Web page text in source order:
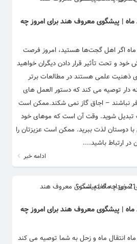
امروز 22 خرداد ماه | پیشگوی معروف هند برای امروز چه
ماه اگر اهل گجت‌ها هستید، امروز فرصت
و تحت تأثیر قرار دادن دیگران خواهید
ذهنیت علمی هستند در مطالعات برتر
دار توصیه می کند که دستور العمل های
فر نباشند – اجاق گاز نمی شکند.ممکن است
شوید. وقت آن است که موهای خود
دوستان لذت ببرید. ممکن است عزیزتان را
ارتباط باشید....
ادامه خبر
امروز 21 خرداد ماه | پیشگوی معروف هند برای امروز چه
انتقال ماه و زحل به شما توصیه می کند